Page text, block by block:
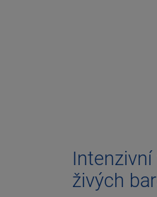
živých